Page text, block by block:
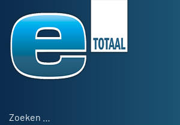
Zoeken naar:
HOME
PRODUCTNIEUWS
ACHTERGROND
THEMA’S